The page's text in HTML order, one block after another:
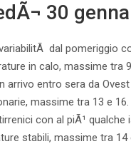
30
dal pomeriggio
in calo, massime tra
arrivo entro sera da
massime tra 13 e 16.
con al piÃ¹
stabili, massime tra 14